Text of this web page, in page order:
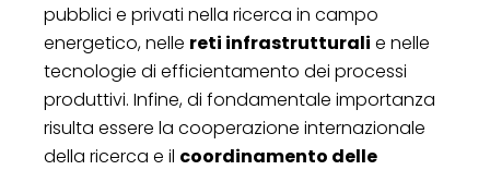
pubblici e privati nella ricerca in campo
energetico, nelle reti infrastrutturali e nelle
tecnologie di efficientamento dei processi
produttivi. Infine, di fondamentale importanza
risulta essere la cooperazione internazionale
della ricerca e il coordinamento delle